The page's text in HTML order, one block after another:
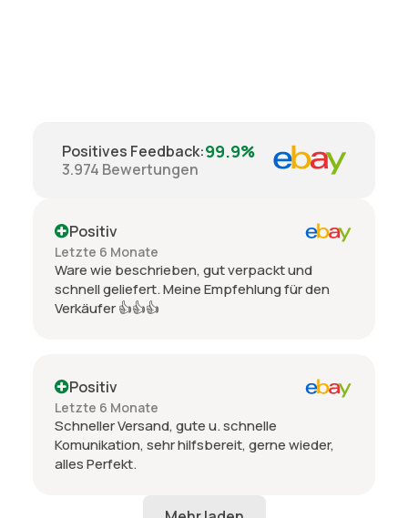
Positives Feedback:99.9%
3.974 Bewertungen
Positiv
Letzte 6 Monate
Ware wie beschrieben, gut verpackt und
schnell geliefert. Meine Empfehlung für den
Verkäufer 👍👍👍
Positiv
Letzte 6 Monate
Schneller Versand, gute u. schnelle
Komunikation, sehr hilfsbereit, gerne wieder,
alles Perfekt.